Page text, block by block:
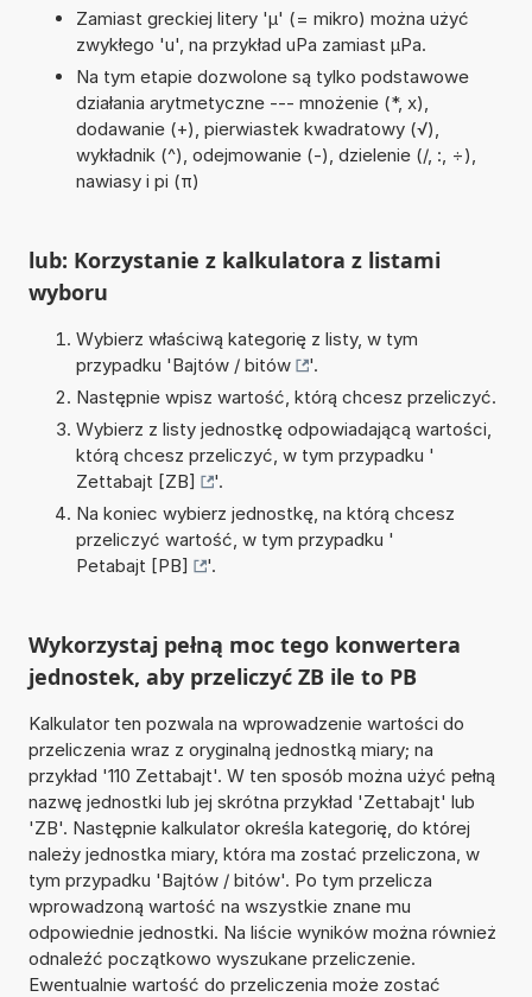
Zamiast greckiej litery 'µ' (= mikro) można użyć
zwykłego 'u', na przykład uPa zamiast µPa.
Na tym etapie dozwolone są tylko podstawowe
działania arytmetyczne --- mnożenie (*, x),
dodawanie (+), pierwiastek kwadratowy (√),
wykładnik (^), odejmowanie (-), dzielenie (/, :, ÷),
nawiasy i pi (π)
lub: Korzystanie z kalkulatora z listami
wyboru
Wybierz właściwą kategorię z listy, w tym
przypadku 'Bajtów / bitów
'.
Następnie wpisz wartość, którą chcesz przeliczyć.
Wybierz z listy jednostkę odpowiadającą wartości,
którą chcesz przeliczyć, w tym przypadku '
Zettabajt [ZB]
'.
Na koniec wybierz jednostkę, na którą chcesz
przeliczyć wartość, w tym przypadku '
Petabajt [PB]
'.
Wykorzystaj pełną moc tego konwertera
jednostek, aby przeliczyć ZB ile to PB
Kalkulator ten pozwala na wprowadzenie wartości do
przeliczenia wraz z oryginalną jednostką miary; na
przykład '110 Zettabajt'. W ten sposób można użyć pełną
nazwę jednostki lub jej skrótna przykład 'Zettabajt' lub
'ZB'. Następnie kalkulator określa kategorię, do której
należy jednostka miary, która ma zostać przeliczona, w
tym przypadku 'Bajtów / bitów'. Po tym przelicza
wprowadzoną wartość na wszystkie znane mu
odpowiednie jednostki. Na liście wyników można również
odnaleźć początkowo wyszukane przeliczenie.
Ewentualnie wartość do przeliczenia może zostać